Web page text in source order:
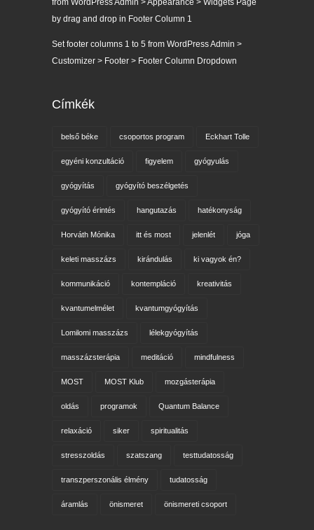
from WordPress Admin > Appearance > Widgets Page
by drag and drop in Footer Column 1
Set footer columns 1 to 5 from WordPress Admin >
Customizer > Footer > Footer Column Dropdown
Címkék
belső béke csoportos program Eckhart Tolle
egyéni konzultáció figyelem gyógyulás
gyógyítás gyógyító beszélgetés
gyógyító érintés hangutazás hatékonyság
Horváth Mónika itt és most jelenlét jóga
keleti masszázs kirándulás ki vagyok én?
kommunikáció kontempláció kreativitás
kvantumelmélet kvantumgyógyítás
Lomilomi masszázs lélekgyógyítás
masszázsterápia meditáció mindfulness
MOST MOST Klub mozgásterápia
oldás programok Quantum Balance
relaxáció siker spiritualitás
stresszoldás szatszang testtudatosság
transzperszonális élmény tudatosság
áramlás önismeret önismereti csoport